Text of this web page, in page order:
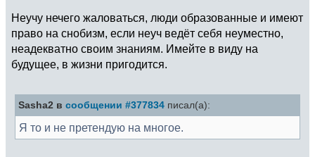
Неучу нечего жаловаться, люди образованные и имеют
право на снобизм, если неуч ведёт себя неуместно,
неадекватно своим знаниям. Имейте в виду на
будущее, в жизни пригодится.
Sasha2 в сообщении #377834 писал(а):
Я то и не претендую на многое.